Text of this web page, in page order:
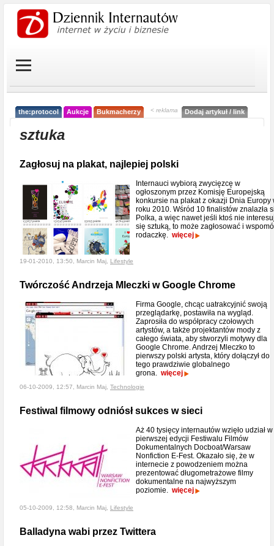
the:protocol Aukcje Bukmacherzy < reklama Dodaj artykuł / link
sztuka
Zagłosuj na plakat, najlepiej polski
Internauci wybiorą zwycięzcę w
ogłoszonym przez Komisję Europejską
konkursie na plakat z okazji Dnia Europy
roku 2010. Wśród 10 finalistów znalazła
Polka, a więc nawet jeśli ktoś nie
się sztuką, to może zagłosować i
rodaczkę. więcej
19-01-2010, 13:50, Marcin Maj, Lifestyle
Twórczość Andrzeja Mleczki w Google Chrome
Firma Google, chcąc uatrakcyjnić swoją
przeglądarkę, postawiła na wygląd.
Zaprosiła do współpracy czołowych
artystów, a także projektantów mody z
całego świata, aby stworzyli motywy dla
Google Chrome. Andrzej Mleczko to
pierwszy polski artysta, który dołączył do
tego prawdziwie globalnego
grona. więcej
06-10-2009, 12:57, Marcin Maj, Technologie
Festiwal filmowy odniósł sukces w sieci
Aż 40 tysięcy internautów wzięło udział w
pierwszej edycji Festiwalu Filmów
Dokumentalnych Docboat/Warsaw
Nonfiction E-Fest. Okazało się, że w
internecie z powodzeniem można
prezentować długometrażowe filmy
dokumentalne na najwyższym
poziomie. więcej
05-10-2009, 12:58, Marcin Maj, Lifestyle
Balladyna wabi przez Twittera